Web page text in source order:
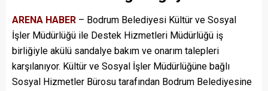
ARENA HABER – Bodrum Belediyesi Kültür ve Sosyal
İşler Müdürlüğü ile Destek Hizmetleri Müdürlüğü iş
birliğiyle akülü sandalye bakım ve onarım talepleri
karşılanıyor. Kültür ve Sosyal İşler Müdürlüğüne bağlı
Sosyal Hizmetler Bürosu tarafından Bodrum Belediyesine